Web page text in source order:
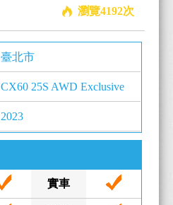
瀏覽4192次
臺北市
CX60 25S AWD Exclusive
2023
實車